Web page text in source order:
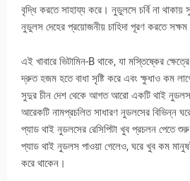
বৃদ্ধি করতে সাহায্য করে। নুডুলসে চর্বি না থাকায়
নুডুলস দেহের প্রয়োজনীয় চাহিদা পূরণ করতে
এই খাবারে ভিটামিন-B থাকে, যা মস্তিষ্কের
দ্রুত হজম হতে বাধা সৃষ্টি করে এবং ক্ষুধাও কম
সুদুর চীন দেশ থেকে আগত আরো একটি থাই
আরেকটি নামপ্রচলিত সাধারণ নুডলসের বিভিন্ন
প্যাড থাই নুডলসের রেসিপিটা খুব প্রচলন পেতে শুরু
প্যাড থাই নুডলস পাওয়া গেলেও, ঘরে খুব কম
করে থাকেন।